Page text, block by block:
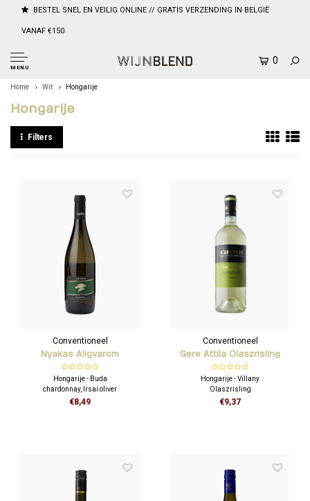
BESTEL SNEL EN VEILIG ONLINE // GRATIS VERZENDING IN BELGIË
VANAF €150
MENU
0
Home Wit Hongarije
Hongarije
Filters
Conventioneel
Nyakas Aligvarom
Hongarije - Buda
chardonnay, Irsai oliver
€8,49
Conventioneel
Gere Attila Olaszrisling
Hongarije - Villany
Olaszrisling
€9,37